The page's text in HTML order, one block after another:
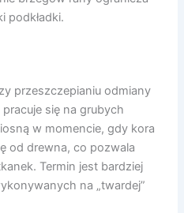
podkładki.
przeszczepianiu odmiany
się na grubych
w momencie, gdy kora
od drewna, co pozwala
Termin jest bardziej
na „twardej”